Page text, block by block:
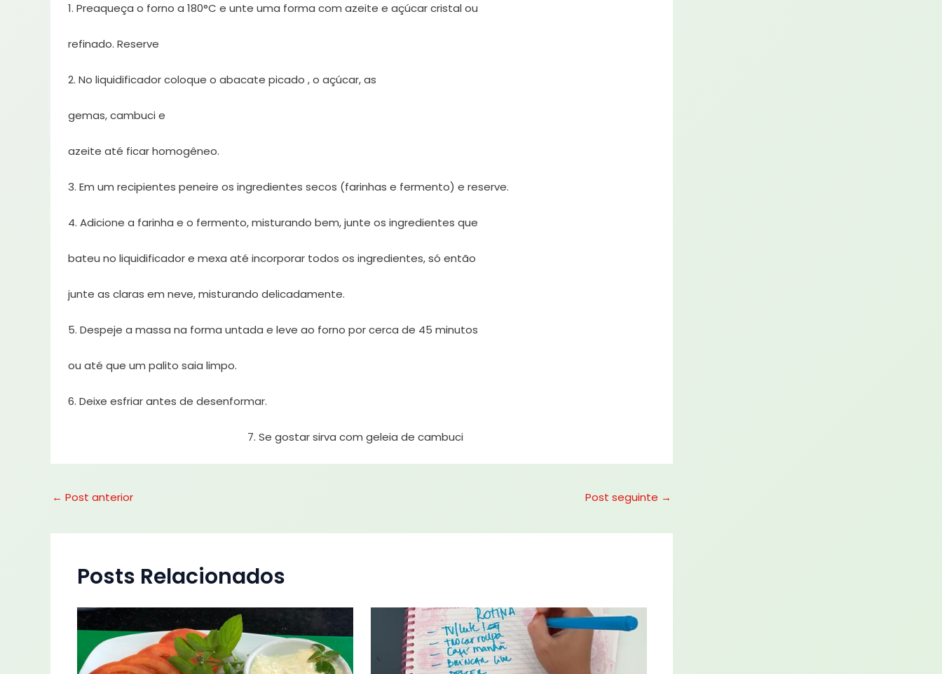
1. Preaqueça o forno a 180°C e unte uma forma com azeite e açúcar cristal ou
refinado. Reserve
2. No liquidificador coloque o abacate picado , o açúcar, as
gemas, cambuci e
azeite até ficar homogêneo.
3. Em um recipientes peneire os ingredientes secos (farinhas e fermento) e reserve.
4. Adicione a farinha e o fermento, misturando bem, junte os ingredientes que
bateu no liquidificador e mexa até incorporar todos os ingredientes, só então
junte as claras em neve, misturando delicadamente.
5. Despeje a massa na forma untada e leve ao forno por cerca de 45 minutos
ou até que um palito saia limpo.
6. Deixe esfriar antes de desenformar.
7. Se gostar sirva com geleia de cambuci
← Post anterior Post seguinte →
Posts Relacionados